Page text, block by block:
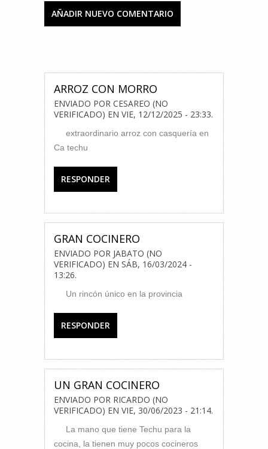
AÑADIR NUEVO COMENTARIO
ARROZ CON MORRO
ENVIADO POR CESAREO (NO
VERIFICADO) EN VIE, 12/12/2025 - 23:33.
extraordinario arroz con casquería en
Ca techu
RESPONDER
GRAN COCINERO
ENVIADO POR JABATO (NO
VERIFICADO) EN SÁB, 16/03/2024 -
13:26.
Un rincón único en la provincia
RESPONDER
UN GRAN COCINERO
ENVIADO POR RICARDO (NO
VERIFICADO) EN VIE, 30/06/2023 - 21:14.
La mano que tiene Techu para la
cocina, la tienen muy pocos cocineros